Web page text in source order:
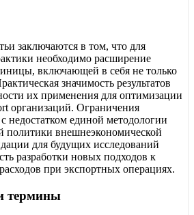
заключаются в том, что для
необходимо расширение
включающей в себя не только
значимость результатов
их применения для оптимизации
организаций. Ограничения
недостатком единой методологии
политики внешнеэкономической
для будущих исследований
разработки новых подходов к
при экспортных операциях.
термины